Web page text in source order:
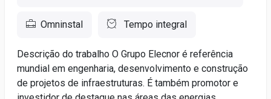
Omninstal Tempo integral
Descrição do trabalho O Grupo Elecnor é referência
mundial em engenharia, desenvolvimento e construção
de projetos de infraestruturas. É também promotor e